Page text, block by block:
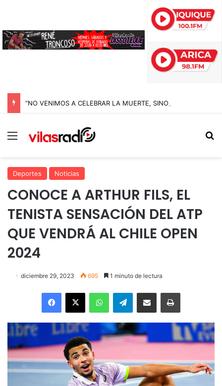
Menú
Deportes Noticias
CONOCE A ARTHUR FILS, EL
TENISTA SENSACIÓN DEL ATP
QUE VENDRÁ AL CHILE OPEN
2024
diciembre 29, 2023 695 1 minuto de lectura
Facebook
X WhatsAppTelegramEnviar vía email Imprimir